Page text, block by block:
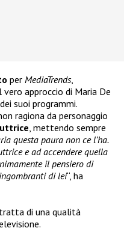
per MediaTrends,
approccio di Maria De
suoi programmi.
ragiona da personaggio
, mettendo sempre
questa paura non ce l’ha.
e ad accendere quella
il pensiero di
di lei“, ha
di una qualità